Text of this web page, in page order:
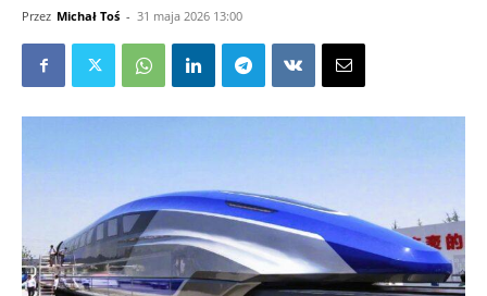
Przez Michał Toś - 31 maja 2026 13:00